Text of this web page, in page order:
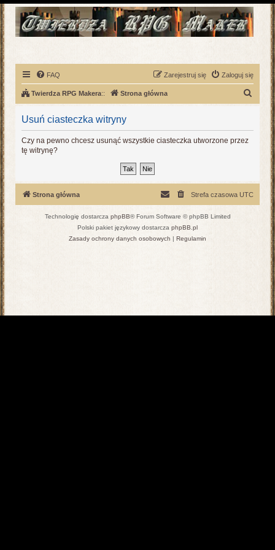
FAQ Zaloguj się
Zarejestruj się
Twierdza RPG Makera:: Strona główna
Usuń ciasteczka witryny
Czy na pewno chcesz usunąć wszystkie ciasteczka utworzone przez
tę witrynę?
Strona główna Strefa czasowa UTC
Technologię dostarcza phpBB® Forum Software © phpBB Limited
Polski pakiet językowy dostarcza phpBB.pl
Zasady ochrony danych osobowych | Regulamin